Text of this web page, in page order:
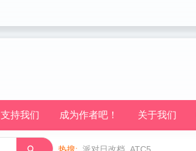
支持我们 成为作者吧！ 关于我们